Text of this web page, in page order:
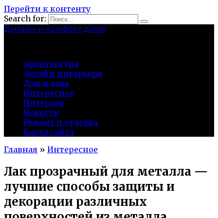
Перейти к контенту
Search for:
Дизайн и комфорт дома
Архитектура
Дизайн интерьера
Дом и дача
Интересное
Интерьер
Новости
Ремонт и отделка
Карта сайта
Главная » Интересное
Лак прозрачный для металла —
лучшие способы защиты и
декорации различных